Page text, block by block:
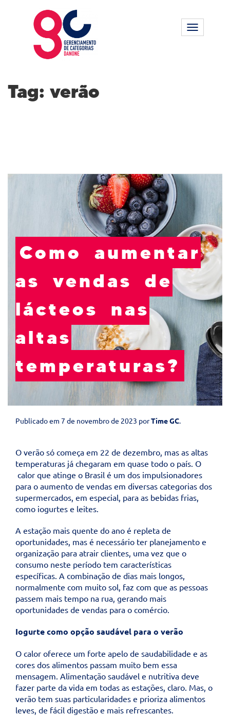
Alternar
Tag: verão
Como aumentar
as vendas de
lácteos nas
altas
temperaturas?
Publicado em 7 de novembro de 2023 porTime GC.
O verão só começa em 22 de dezembro, mas as altas
temperaturas já chegaram em quase todo o país. O
calor que atinge o Brasil é um dos impulsionadores
para o aumento de vendas em diversas categorias dos
supermercados, em especial, para as bebidas frias,
como iogurtes e leites.
A estação mais quente do ano é repleta de
oportunidades, mas é necessário ter planejamento e
organização para atrair clientes, uma vez que o
consumo neste período tem características
específicas. A combinação de dias mais longos,
normalmente com muito sol, faz com que as pessoas
passem mais tempo na rua, gerando mais
oportunidades de vendas para o comércio.
Iogurte como opção saudável para o verão
O calor oferece um forte apelo de saudabilidade e as
cores dos alimentos passam muito bem essa
mensagem. Alimentação saudável e nutritiva deve
fazer parte da vida em todas as estações, claro. Mas, o
verão tem suas particularidades e prioriza alimentos
leves, de fácil digestão e mais refrescantes.